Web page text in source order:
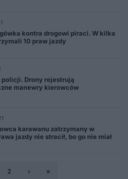
kontra drogowi piraci. W kilka
10 praw jazdy
policji. Drony rejestrują
manewry kierowców
karawanu zatrzymany w
jazdy nie stracił, bo go nie miał
2 › »